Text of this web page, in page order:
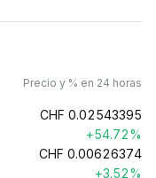
Precio y % en 24 horas
CHF 0.02543395
+54.72%
CHF 0.00626374
+3.52%